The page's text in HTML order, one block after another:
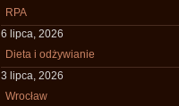
RPA
6 lipca, 2026
Dieta i odżywianie
3 lipca, 2026
Wrocław